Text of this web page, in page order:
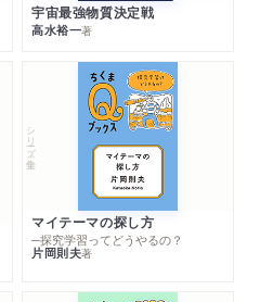
宇宙最強物質決定戦
高水裕一著
シリーズ・全集
マイテーマの探し方
─探究学習ってどうやるの？
片岡則夫著